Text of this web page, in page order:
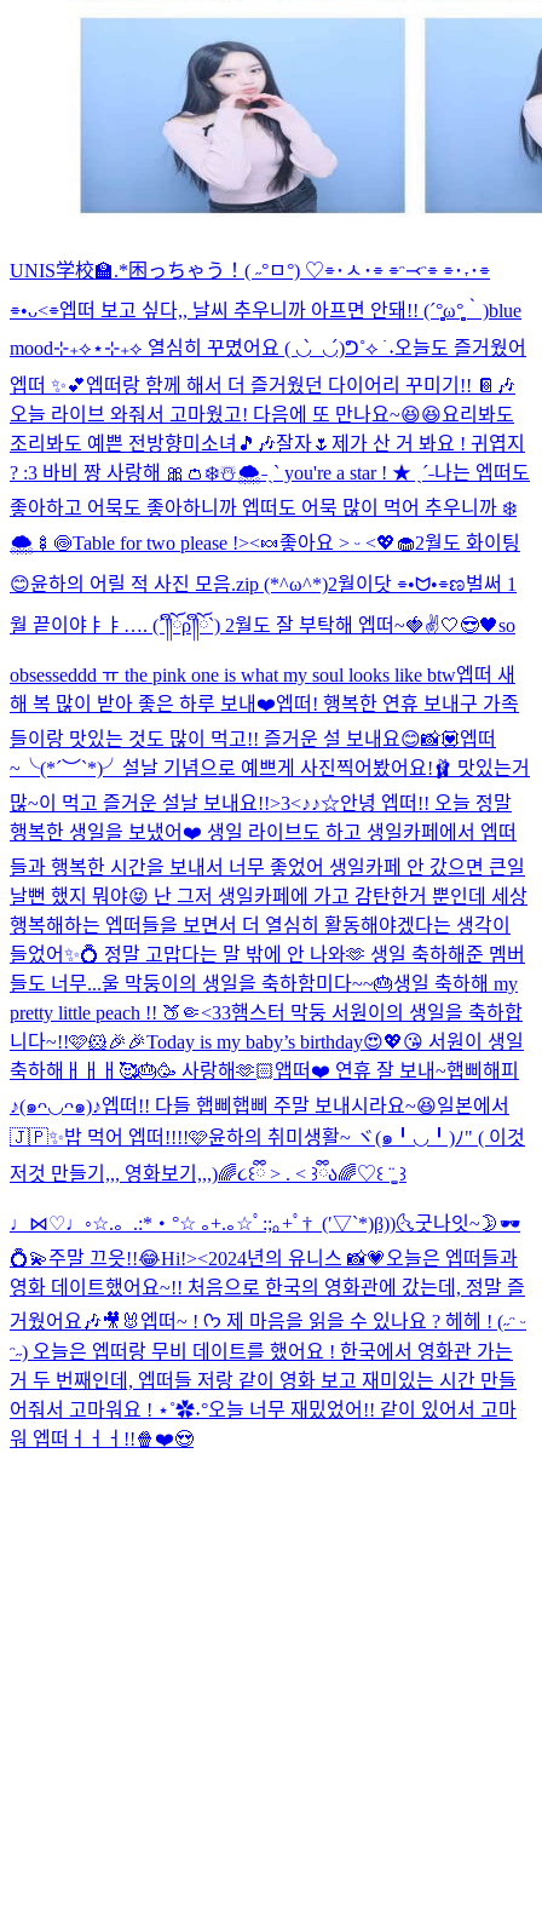
UNIS学校🏫.* 困っちゃう！( ˶°ㅁ°) ♡⌯･ㅅ･⌯ ⌯ᵔ⤙ᵔ⌯ ⌯･˕･⌯
⌯•ᴗ<⌯엡떠 보고 싶다,, 날씨 추우니까 아프면 안돼!! (´°̥̥̥̥̥̥̥̥ω°̥̥̥̥̥̥̥̥｀)blue
mood⊹₊⟡⋆⊹₊⟡ 열심히 꾸몄어요 ( ◡̀_◡́)ᕤ˚⟡ ࣪ ˖오늘도 즐거웠어
엡떠 ✨💕엡떠랑 함께 해서 더 즐거웠던 다이어리 꾸미기!! 📔🎶
오늘 라이브 와줘서 고마웠고! 다음에 또 만나요~😆😆요리봐도
조리봐도 예쁜 전방향미소녀🎵🎶잘자🌷 제가 산 거 봐요 ! 귀엽지
? :3 바비 짱 사랑해 🎀👛 ❄️☃️🌨️˗ˏˋ you're a star ! ★ ˎˊ˗나는 엡떠도
좋아하고 어묵도 좋아하니까 엡떠도 어묵 많이 먹어 추우니까 ❄️
🌨️🍢🍥Table for two please !><🍬좋아요 ˃ ᵕ ˂💖🧁2월도 화이팅
😊윤하의 어릴 적 사진 모음.zip (*^ω^*)2월이닷 ⌯•ᗢ•⌯ಣ벌써 1
월 끝이야ㅑㅑ…. (´༎ຶོρ༎ຶོ`) 2월도 잘 부탁해 엡떠~🍓✌️🤍😎🖤so
obsesseddd ㅠ the pink one is what my soul looks like btw엡떠 새
해 복 많이 받아 좋은 하루 보내❤️엡떠! 행복한 연휴 보내구 가족
들이랑 맛있는 것도 많이 먹고!! 즐거운 설 보내요😊📸💟엡떠
~╰(*´︶`*)╯설날 기념으로 예쁘게 사진찍어봤어요!🩰 맛있는거
많~이 먹고 즐거운 설날 보내요!!>3<♪♪☆안녕 엡떠!! 오늘 정말
행복한 생일을 보냈어❤️ 생일 라이브도 하고 생일카페에서 엡떠
들과 행복한 시간을 보내서 너무 좋었어 생일카페 안 갔으면 큰일
날뻔 했지 뭐야😝 난 그저 생일카페에 가고 감탄한거 뿐인데 세상
행복해하는 엡떠들을 보면서 더 열심히 활동해야겠다는 생각이
들었어✨💍 정말 고맙다는 말 밖에 안 나와🫶 생일 축하해준 멤버
들도 너무...울 막둥이의 생일을 축하함미다~~🎂생일 축하해 my
pretty little peach !! 🍑🤏<33햄스터 막둥 서원이의 생일을 축하합
니다~!!🩷🐹🎉🎉Today is my baby’s birthday😍💖😘 서원이 생일
축하해ㅐㅐㅐ🥰🎂🥳 사랑해🫶🏻앱떠❤️ 연휴 잘 보내~햅삐해피
♪(๑ᴖ◡ᴖ๑)♪엡떠!! 다들 햅삐햅삐 주말 보내시라요~😆일본에서
🇯🇵✨밥 먹어 엡떠!!!!🩷윤하의 취미생활~ ヾ(๑╹◡╹)ﾉ" ( 이것
저것 만들기,,, 영화보기,,,)🌈૮꒰ྀི > . < ꒱ྀིა🌈♡꒰ ¨̮͚ ꒱
♩⋈♡♩◦☆.。.:*・°☆ ｡+.｡☆ﾟ:;｡+ﾟ†_(′▽`*)β))🌜굿나잇~🌛🕶️
💍💫주말 끄읏!!😂Hi!><2024년의 유니스 📸💗 오늘은 엡떠들과
영화 데이트했어요~!! 처음으로 한국의 영화관에 갔는데, 정말 즐
거웠어요🎶🎥🐰 엡떠~ ! ᡣ𐭩 제 마음을 읽을 수 있나요 ? 헤헤 ! (˶ᵔ ᵕ
ᵔ˶) 오늘은 엡떠랑 무비 데이트를 했어요 ! 한국에서 영화관 가는
거 두 번째인데, 엡떠들 저랑 같이 영화 보고 재미있는 시간 만들
어줘서 고마워요 ! ⋆˚✿˖°오늘 너무 재밌었어!! 같이 있어서 고마
워 엡떠ㅓㅓㅓ!!🍿❤️😍